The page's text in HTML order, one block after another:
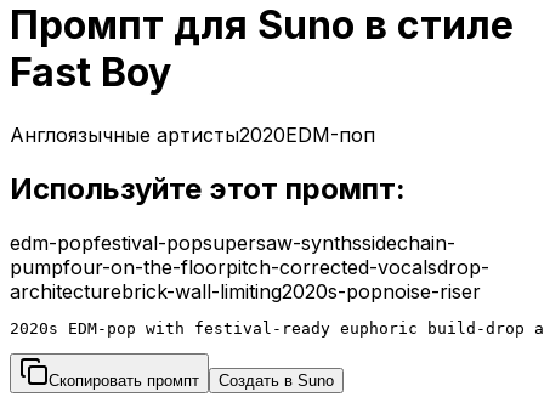
Промпт для Suno в стиле
Fast Boy
Англоязычные артисты2020EDM-поп
Используйте этот промпт:
edm-popfestival-popsupersaw-synthssidechain-
pumpfour-on-the-floorpitch-corrected-vocalsdrop-
architecturebrick-wall-limiting2020s-popnoise-riser
2020s EDM-pop with festival-ready euphoric build-
Скопировать промпт Создать в Suno